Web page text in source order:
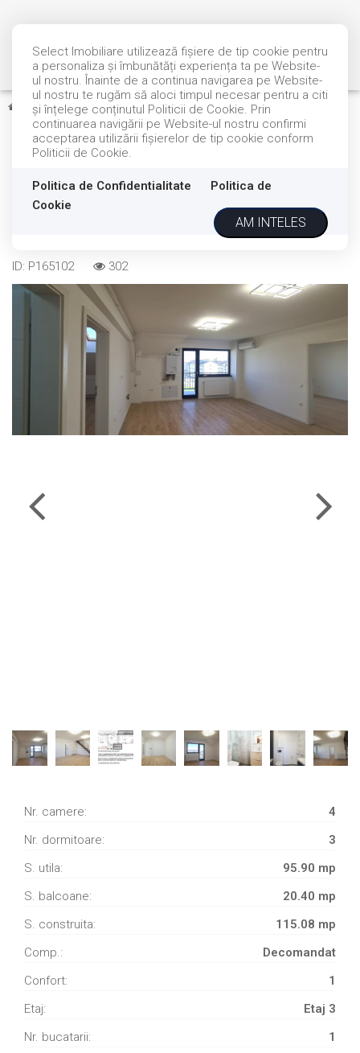
Select Imobiliare utilizează fişiere de tip cookie pentru
a personaliza și îmbunătăți experiența ta pe Website-
ul nostru. Înainte de a continua navigarea pe Website-
ul nostru te rugăm să aloci timpul necesar pentru a citi
și înțelege conținutul Politicii de Cookie. Prin
continuarea navigării pe Website-ul nostru confirmi
acceptarea utilizării fişierelor de tip cookie conform
Politicii de Cookie.
Politica de Confidentialitate
Politica de
Cookie
AM INTELES
Vanzare Apartamente Sibiu Calea Cisnadiei - Arhitectilor
Apartament 4 camere \ La
Cheie \ 2 locuri de parcare
155.000€
ID: P165102 302
COMISION 0% DE VANZARE
Nr. camere:
4
Nr. dormitoare:
3
S. utila:
95.90 mp
S. balcoane:
20.40 mp
S. construita:
115.08 mp
Comp.:
Decomandat
Confort:
1
Etaj:
Etaj 3
Nr. bucatarii:
1